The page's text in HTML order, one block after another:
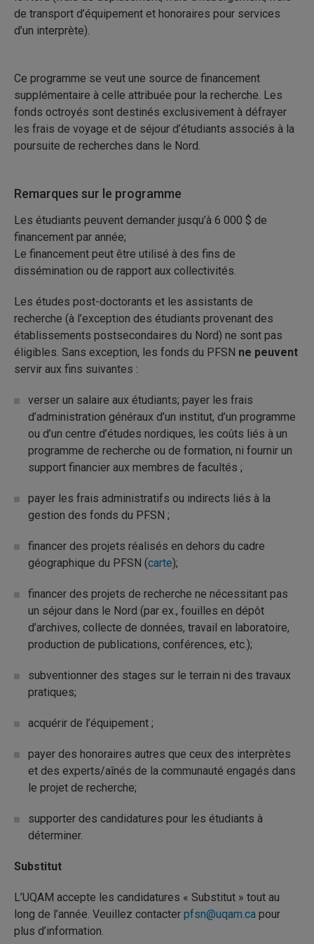
de transport d’équipement et honoraires pour services
d’un interprète).
Ce programme se veut une source de financement
supplémentaire à celle attribuée pour la recherche. Les
fonds octroyés sont destinés exclusivement à défrayer
les frais de voyage et de séjour d’étudiants associés à la
poursuite de recherches dans le Nord.
Remarques sur le programme
Les étudiants peuvent demander jusqu’à 6 000 $ de
financement par année;
Le financement peut être utilisé à des fins de
dissémination ou de rapport aux collectivités.
Les études post-doctorants et les assistants de
recherche (à l’exception des étudiants provenant des
établissements postsecondaires du Nord) ne sont pas
éligibles. Sans exception, les fonds du PFSN ne peuvent
servir aux fins suivantes :
verser un salaire aux étudiants; payer les frais
d’administration généraux d’un institut, d’un programme
ou d’un centre d’études nordiques, les coûts liés à un
programme de recherche ou de formation, ni fournir un
support financier aux membres de facultés ;
payer les frais administratifs ou indirects liés à la
gestion des fonds du PFSN ;
financer des projets réalisés en dehors du cadre
géographique du PFSN (carte);
financer des projets de recherche ne nécessitant pas
un séjour dans le Nord (par ex., fouilles en dépôt
d’archives, collecte de données, travail en laboratoire,
production de publications, conférences, etc.);
subventionner des stages sur le terrain ni des travaux
pratiques;
acquérir de l’équipement ;
payer des honoraires autres que ceux des interprètes
et des experts/aînés de la communauté engagés dans
le projet de recherche;
supporter des candidatures pour les étudiants à
déterminer.
Substitut
L’UQAM accepte les candidatures « Substitut » tout au
long de l’année. Veuillez contacter pfsn@uqam.ca pour
plus d’information.